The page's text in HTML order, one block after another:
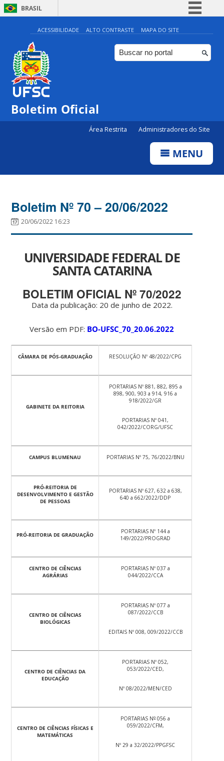
BRASIL
Simplifique!
Comunica BR
Participe
ACESSIBILIDADE ALTO CONTRASTE MAPA DO SITE
Boletim Oficial
Área Restrita Administradores do Site
MENU
Boletim Nº 70 – 20/06/2022
20/06/2022 16:23
UNIVERSIDADE FEDERAL DE
SANTA CATARINA
BOLETIM OFICIAL Nº 70/2022
Data da publicação: 20 de junho de 2022.
Versão em PDF: BO-UFSC_70_20.06.2022
CÂMARA DE PÓS-GRADUAÇÃO RESOLUÇÃO Nº 48/2022/CPG
GABINETE DA REITORIA
PORTARIAS Nº 881, 882, 895 a
898, 900, 903 a 914, 916 a
918/2022/GR
PORTARIAS Nº 041,
042/2022/CORG/UFSC
CAMPUS BLUMENAU PORTARIAS Nº 75, 76/2022/BNU
PRÓ-REITORIA DE
DESENVOLVIMENTO E GESTÃO
DE PESSOAS
PORTARIAS Nº 627, 632 a 638,
640 a 662/2022/DDP
PRÓ-REITORIA DE GRADUAÇÃO
PORTARIAS Nº 144 a
149/2022/PROGRAD
CENTRO DE CIÊNCIAS
AGRÁRIAS
PORTARIAS Nº 037 a
044/2022/CCA
CENTRO DE CIÊNCIAS
BIOLÓGICAS
PORTARIAS Nº 077 a
087/2022/CCB
EDITAIS Nº 008, 009/2022/CCB
CENTRO DE CIÊNCIAS DA
EDUCAÇÃO
PORTARIAS Nº 052,
053/2022/CED,
Nº 08/2022/MEN/CED
CENTRO DE CIÊNCIAS FÍSICAS E
MATEMÁTICAS
PORTARIAS No056 a
059/2022/CFM,
Nº 29 a 32/2022/PPGFSC